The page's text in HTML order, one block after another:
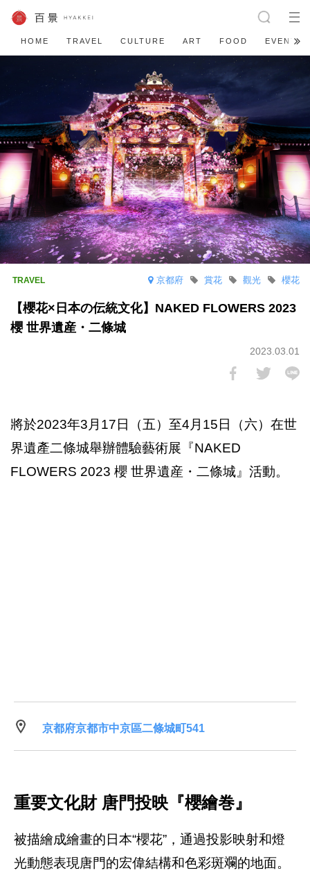
HOME TRAVEL CULTURE ART FOOD EVENT
京都府 櫻花
觀光
賞花
【櫻花×日本の伝統文化】NAKED FLOWERS 2023
櫻 世界遺産・二條城
2023.03.01
將於2023年3月17日（五）至4月15日（六）在世
界遺產二條城舉辦體驗藝術展『NAKED
FLOWERS 2023 櫻 世界遺産・二條城』活動。
京都府京都市中京區二條城町541
重要文化財 唐門投映『櫻繪巻』
被描繪成繪畫的日本“櫻花”，通過投影映射和燈
光動態表現唐門的宏偉結構和色彩斑斕的地面。